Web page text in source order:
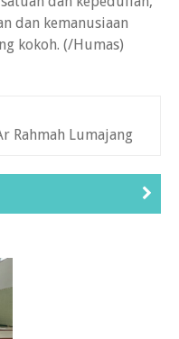
dan kemanusiaan
kokoh. (/Humas)
Rahmah Lumajang